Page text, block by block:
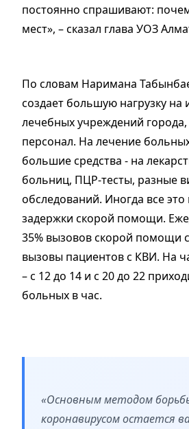
постоянно спрашивают:
мест», – сказал глава УОЗ
По словам Наримана
создает большую нагрузку на
лечебных учреждений
персонал. На лечение
большие средства - на
больниц, ПЦР-тесты, разные
обследований. Иногда все
задержки скорой помощи.
35% вызовов скорой помощи
вызовы пациентов с КВИ. На
– с 12 до 14 и с 20 до 22
больных в час.
«Основным методом
коронавирусом остается